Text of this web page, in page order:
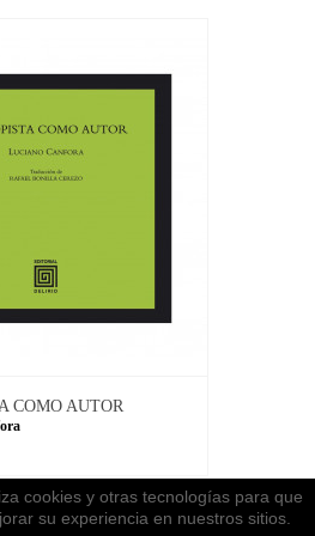
COMO AUTOR
cookies y otras tecnologías para que
su experiencia en nuestros sitios.